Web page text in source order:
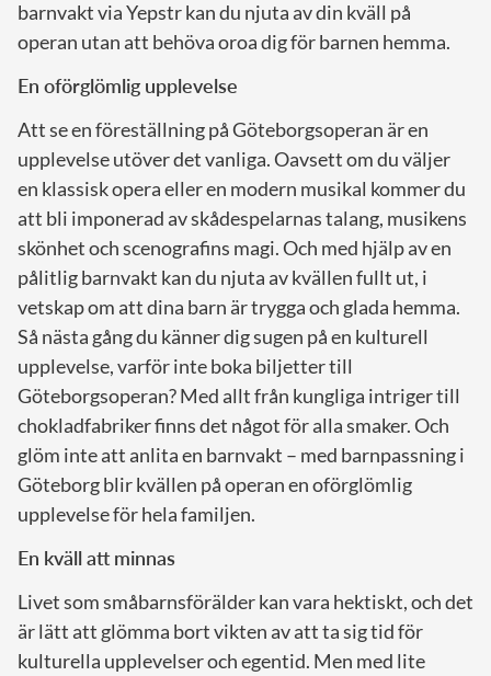
barnvakt via Yepstr kan du njuta av din kväll på
operan utan att behöva oroa dig för barnen hemma.
En oförglömlig upplevelse
Att se en föreställning på Göteborgsoperan är en
upplevelse utöver det vanliga. Oavsett om du väljer
en klassisk opera eller en modern musikal kommer du
att bli imponerad av skådespelarnas talang, musikens
skönhet och scenografins magi. Och med hjälp av en
pålitlig barnvakt kan du njuta av kvällen fullt ut, i
vetskap om att dina barn är trygga och glada hemma.
Så nästa gång du känner dig sugen på en kulturell
upplevelse, varför inte boka biljetter till
Göteborgsoperan? Med allt från kungliga intriger till
chokladfabriker finns det något för alla smaker. Och
glöm inte att anlita en barnvakt – med barnpassning i
Göteborg blir kvällen på operan en oförglömlig
upplevelse för hela familjen.
En kväll att minnas
Livet som småbarnsförälder kan vara hektiskt, och det
är lätt att glömma bort vikten av att ta sig tid för
kulturella upplevelser och egentid. Men med lite